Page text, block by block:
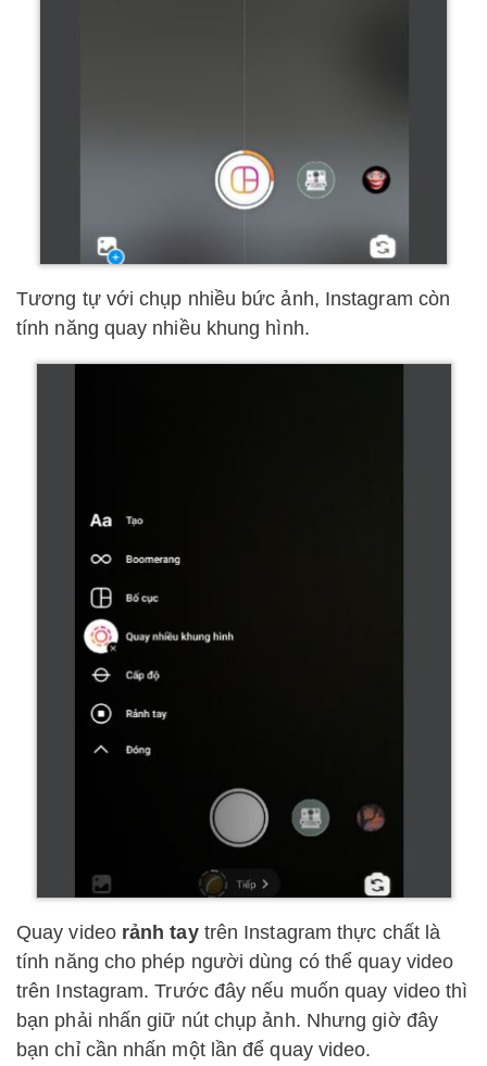
Tương tự với chụp nhiều bức ảnh, Instagram còn
tính năng quay nhiều khung hình.
Quay video rảnh taytrên Instagram thực chất là
tính năng cho phép người dùng có thể quay video
trên Instagram. Trước đây nếu muốn quay video thì
bạn phải nhấn giữ nút chụp ảnh. Nhưng giờ đây
bạn chỉ cần nhấn một lần để quay video.